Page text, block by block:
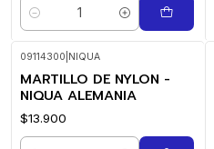
Cantidad
09114300 NIQUA
MARTILLO DE NYLON -
NIQUA ALEMANIA
$13.900